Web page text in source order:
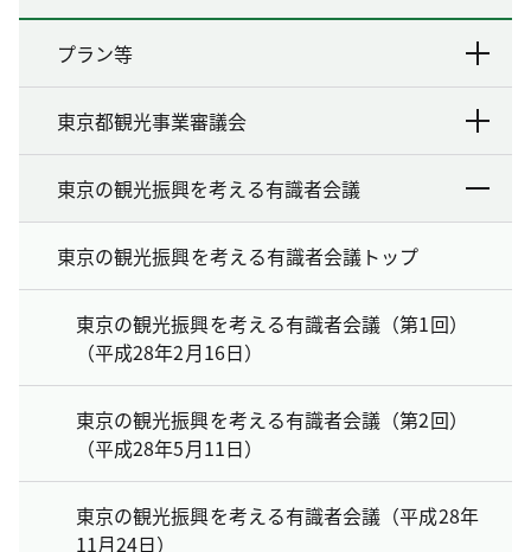
プラン等
東京都観光事業審議会
東京の観光振興を考える有識者会議
東京の観光振興を考える有識者会議トップ
東京の観光振興を考える有識者会議（第1回）
（平成28年2月16日）
東京の観光振興を考える有識者会議（第2回）
（平成28年5月11日）
東京の観光振興を考える有識者会議（平成28年
11月24日）